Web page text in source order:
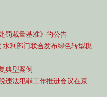
罚裁量基准》的公告
水利部门联合发布绿色转型税
典型案例
违法犯罪工作推进会议在京